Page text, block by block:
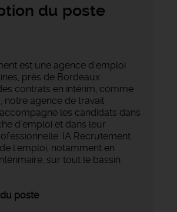
du poste
est une agence d'emploi
près de Bordeaux.
contrats en intérim, comme
notre agence de travail
les candidats dans
d'emploi et dans leur
IA Recrutement
l'emploi, notamment en
sur tout le bassin
poste